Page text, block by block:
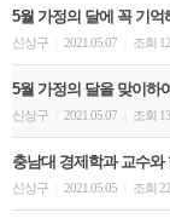
5월 가정의 달에 꼭 기억
신상구 2021.05.07 조회
5월 가정의 달을 맞이하
신상구 2021.05.07 조회
충남대 경제학과 교수와
신상구 2021.05.05 조회